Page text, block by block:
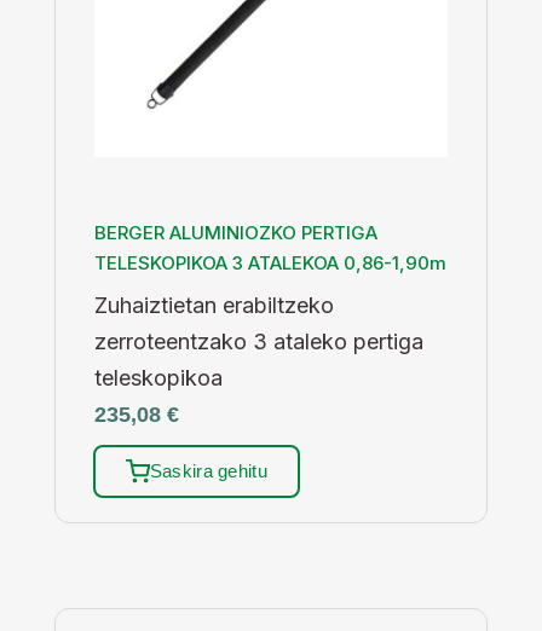
BERGER ALUMINIOZKO PERTIGA
TELESKOPIKOA 3 ATALEKOA 0,86-1,90m
Zuhaiztietan erabiltzeko
zerroteentzako 3 ataleko pertiga
teleskopikoa
235,08 €
Saskira gehitu